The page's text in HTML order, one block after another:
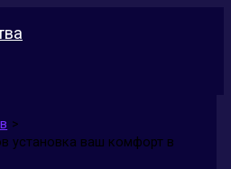
установка ваш комфорт в